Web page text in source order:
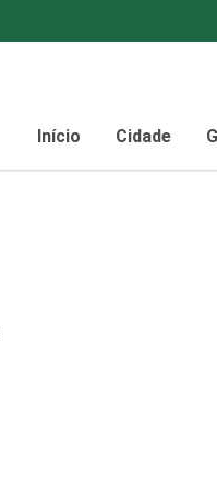
Início Cidade